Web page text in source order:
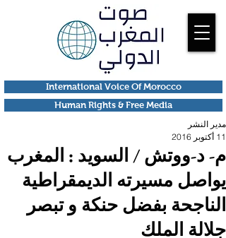
Human Rights & Free Media
International Voice Of Morocco
م- د-ووتش / السويد : المغرب
يواصل مسيرته الديمقراطية
الناجحة بفضل حنكة و تبصر
جلالة الملك
مدير النشر
11 أكتوبر 2016